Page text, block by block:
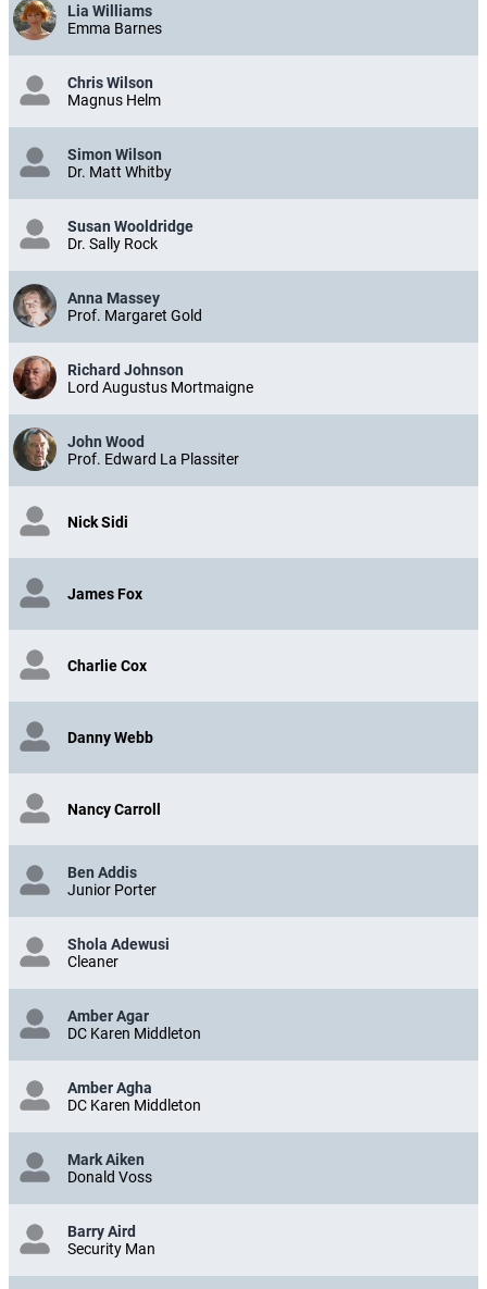
Lia Williams
Emma Barnes
Chris Wilson
Magnus Helm
Simon Wilson
Dr. Matt Whitby
Susan Wooldridge
Dr. Sally Rock
Anna Massey
Prof. Margaret Gold
Richard Johnson
Lord Augustus Mortmaigne
John Wood
Prof. Edward La Plassiter
Nick Sidi
James Fox
Charlie Cox
Danny Webb
Nancy Carroll
Ben Addis
Junior Porter
Shola Adewusi
Cleaner
Amber Agar
DC Karen Middleton
Amber Agha
DC Karen Middleton
Mark Aiken
Donald Voss
Barry Aird
Security Man